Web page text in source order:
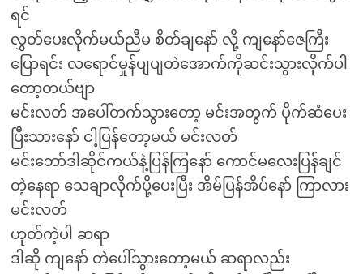
ရင်
လွှတ်ပေးလိုက်မယ်ညီမ စိတ်ချနော် လို့ ကျနော်ဇေကြီး
ပြောရင်း လရောင်မှုန်ပျပျတဲအောက်ကိုဆင်းသွားလိုက်ပါ
တော့တယ်ဗျာ
မင်းလတ် အပေါ်တက်သွားတော့ မင်းအတွက် ပိုက်ဆံပေး
ပြီးသားနော် ငါ့ပြန်တော့မယ် မင်းလတ်
မင်းဘော်ဒါဆိုင်ကယ်နဲ့ပြန်ကြနော် ကောင်မလေးပြန်ချင်
တဲ့နေရာ သေချာလိုက်ပို့ပေးပြီး အိမ်ပြန်အိပ်နော် ကြာလား
မင်းလတ်
ဟုတ်ကဲ့ပါ ဆရာ
ဒါဆို ကျနော် တဲပေါ်သွားတော့မယ် ဆရာလည်း